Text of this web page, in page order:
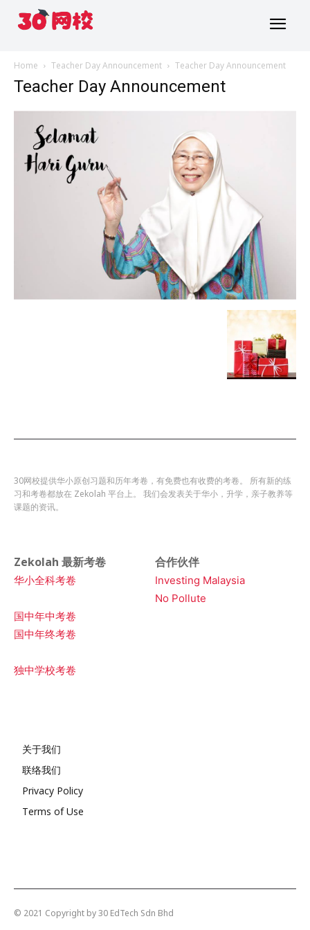
Home Teacher Day Announcement Teacher Day Announcement
Teacher Day Announcement
30网校提供华小原创习题和历年考卷，有免费也有收费的考卷。 所有新的练
习和考卷都放在 Zekolah 平台上。 我们会发表关于华小，升学，亲子教养等
课题的资讯。
Zekolah 最新考卷
华小全科考卷
国中年中考卷
国中年终考卷
独中学校考卷
合作伙伴
Investing Malaysia
No Pollute
关于我们
联络我们
Privacy Policy
Terms of Use
© 2021 Copyright by 30 EdTech Sdn Bhd